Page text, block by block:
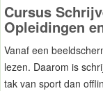
Cursus
Opleidingen
Vanaf een
lezen. Daarom is
tak van sport dan